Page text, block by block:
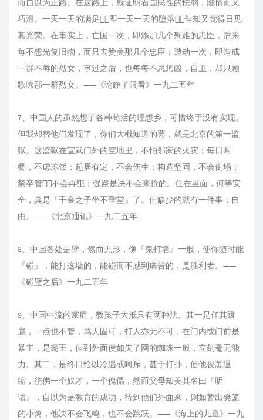
而自以为正路。在这路上，就证明着国民性的怯弱，懒惰而又
巧滑。一天一天的满足，即一天一天的堕落，但却又觉得日见
其光荣。在事实上，亡国一次，即添加几个殉难的忠臣，后来
每不想光复旧物，而只去赞美那几个忠臣；遭劫一次，即造成
一群不辱的烈女，事过之后，也每每不思惩凶，自卫，却只顾
歌咏那一群烈女。——《论睁了眼看》一九二五年
7、中国人的虽然想了各种苟活的理想乡，可惜终于没有实现。
但我却替他们发现了，你们大概知道的罢，就是北京的第一监
狱。这监狱在宣武门外的空地里，不怕邻家的火灾；每日两
餐，不虑冻馁；起居有定，不会伤生；构造坚固，不会倒塌；
禁卒管，不会再犯；强盗是决不会来抢的。住在里面，何等安
全，真是『千金之子坐不垂堂』了。但缺少的就有一件事：自
由。——《北京通讯》一九二五年
8、中国各处是壁，然而无形，像『鬼打墙』一般，使你随时能
『碰』，能打这墙的，能碰而不感到痛苦的，是胜利者。——
《碰壁之后》一九二五年
9、中国中流的家庭，教孩子大抵只有两种法。其一是任其跋
扈，一点也不管，骂人固可，打人亦无不可，在门内或门前是
暴主，是霸王，但到外面便如失了网的蜘蛛一般，立刻毫无能
力。其二，是终日给以冷遇或呵斥，甚于打扑，使他畏葸退
缩，彷佛一个奴才，一个傀儡，然而父母却美其名曰『听
话』，自以为是教育的成功，待到他们外面来，则如暂出樊笼
的小禽，他决不会飞鸣，也不会跳跃。——《海上的儿童》一九